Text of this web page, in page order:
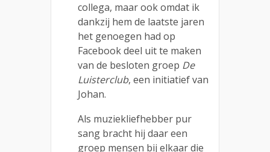
collega, maar ook omdat ik
dankzij hem de laatste jaren
het genoegen had op
Facebook deel uit te maken
van de besloten groep De
Luisterclub, een initiatief van
Johan.
Als muziekliefhebber pur
sang bracht hij daar een
groep mensen bij elkaar die